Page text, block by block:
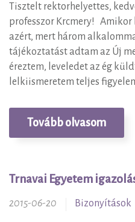
Tisztelt rektorhelyettes,
professzor Krcmery!
azért, mert három
tájékoztatást adtam az Új
éreztem, leveledet az ég
lelkiismeretem teljes
Tovább olvasom
Trnavai Egyetem
2015-06-20 Bizonyítások